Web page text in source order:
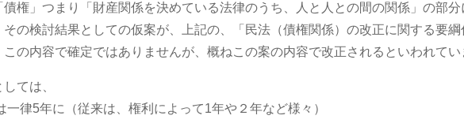
権」つまり「財産関係を決めている法律のうち、人と人との間の関係」の部
の検討結果としての仮案が、上記の、「民法（債権関係）の改正に関する要綱
の内容で確定ではありませんが、概ねこの案の内容で改正されるといわれてい
ては、
律5年に（従来は、権利によって1年や２年など様々）